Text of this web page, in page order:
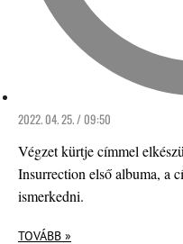
2022. 04. 25. / 09:50
Végzet kürtje címmel
Insurrection első albuma, a
ismerkedni.
TOVÁBB »